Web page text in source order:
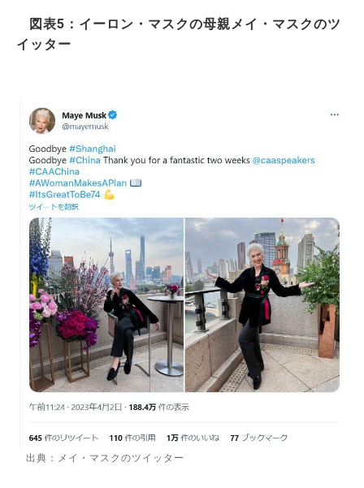
図表5：イーロン・マスクの母親メイ・マスクのツ
イッター
出典：メイ・マスクのツイッター